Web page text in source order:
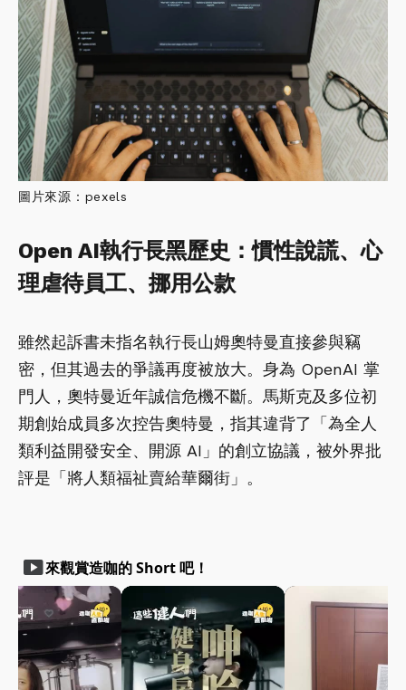
圖片來源：pexels
Open AI執行長黑歷史：慣性說謊、心
理虐待員工、挪用公款
雖然起訴書未指名執行長山姆奧特曼直接參與竊
密，但其過去的爭議再度被放大。身為 OpenAI 掌
門人，奧特曼近年誠信危機不斷。馬斯克及多位初
期創始成員多次控告奧特曼，指其違背了「為全人
類利益開發安全、開源 AI」的創立協議，被外界批
評是「將人類福祉賣給華爾街」。
smart_display來觀賞造咖的 Short 吧！